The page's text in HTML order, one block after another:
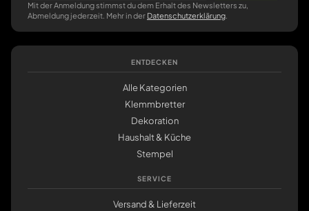
Mit der Anmeldung stimmst du dem Erhalt des Newsletters zu,
Abmeldung jederzeit. Mehr in der Datenschutzerklärung
ENTDECKEN
Alle Kategorien
Klemmbretter
Dekoration
Haushalt & Küche
Stempel
SERVICE
Versand & Lieferzeit